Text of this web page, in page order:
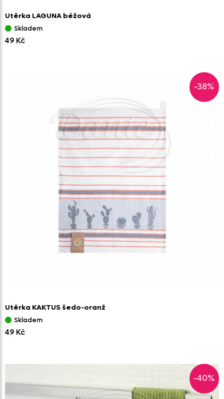
Utěrka LAGUNA béžová
Skladem
49 Kč
-38%
Utěrka KAKTUS šedo-oranž
Skladem
49 Kč
-40%